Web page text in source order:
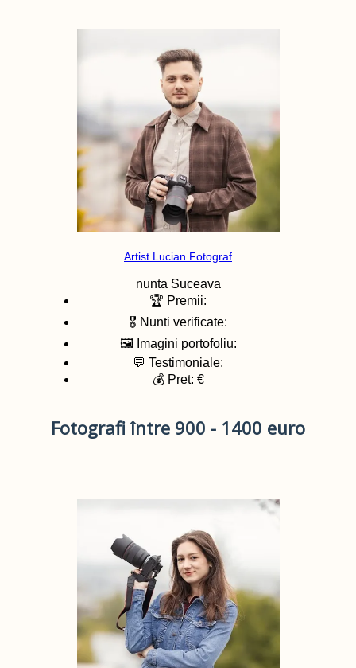
Artist Lucian Fotograf
nunta Suceava
🏆 Premii:
🎖️ Nunti verificate:
🖼️ Imagini portofoliu:
💬 Testimoniale:
💰 Pret: €
Fotografi între 900 - 1400 euro